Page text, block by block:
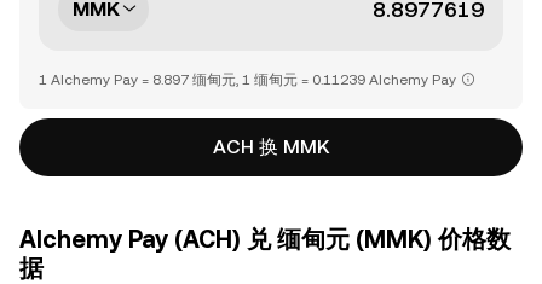
MMK
1 Alchemy Pay = 8.897 缅甸元, 1 缅甸元 = 0.11239 Alchemy Pay
ACH 换 MMK
Alchemy Pay (ACH) 兑 缅甸元 (MMK) 价格数
据